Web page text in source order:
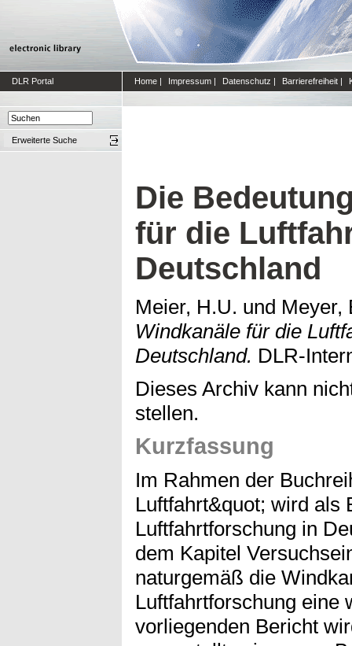
DLR Portal Home | Impressum | Datenschutz | Barrierefreiheit |
Erweiterte Suche
Die
für die
Deutschland
Meier, H.U. und Meyer,
Windkanäle für die
Deutschland. DLR-
Dieses Archiv kann
stellen.
Kurzfassung
Im Rahmen der
Luftfahrt&quot; wird als
Luftfahrtforschung in
dem Kapitel
naturgemäß die
Luftfahrtforschung eine
vorliegenden Bericht